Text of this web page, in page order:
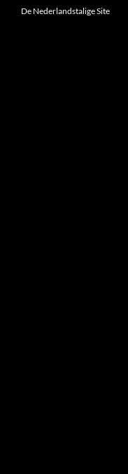
De Nederlandstalige Site